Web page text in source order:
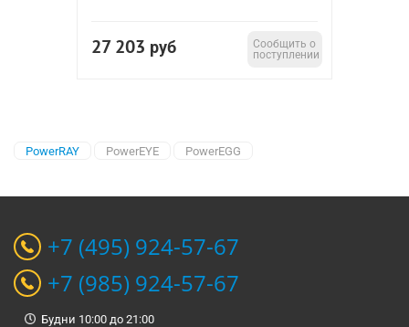
27 203 руб
Сообщить о
поступлении
PowerRAY PowerEYE PowerEGG
+7 (495) 924-57-67
+7 (985) 924-57-67
Будни 10:00 до 21:00